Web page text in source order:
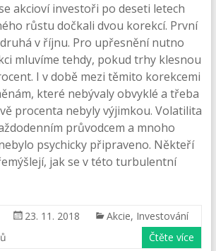
akcioví investoři po deseti letech
růstu dočkali dvou korekcí. První
v říjnu. Pro upřesnění nutno
mluvíme tehdy, pokud trhy klesnou
I v době mezi těmito korekcemi
které nebývaly obvyklé a třeba
procenta nebyly výjimkou. Volatilita
průvodcem a mnoho
psychicky připraveno. Někteří
jak se v této turbulentní
23. 11. 2018 Akcie, Investování
Čtěte více